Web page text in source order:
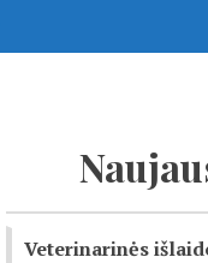
Veterinarinės